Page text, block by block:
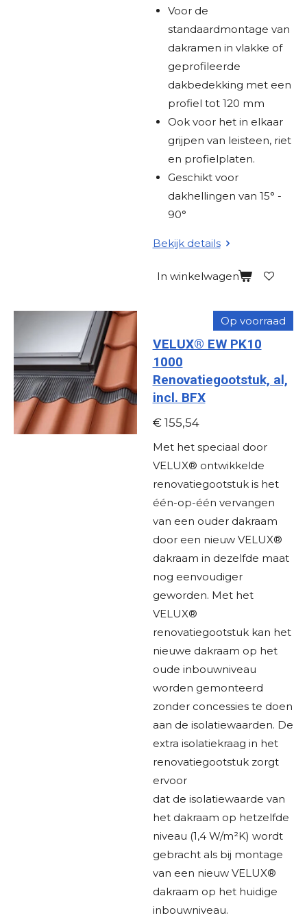
Voor de
standaardmontage van
dakramen in vlakke of
geprofileerde
dakbedekking met een
profiel tot 120 mm
Ook voor het in elkaar
grijpen van leisteen, riet
en profielplaten.
Geschikt voor
dakhellingen van 15° -
90°
Bekijk details
In winkelwagen
Op voorraad
VELUX® EW PK10
1000
Renovatiegootstuk, al,
incl. BFX
€ 155,54
Met het speciaal door
VELUX® ontwikkelde
renovatiegootstuk is het
één-op-één vervangen
van een ouder dakraam
door een nieuw VELUX®
dakraam in dezelfde maat
nog eenvoudiger
geworden. Met het
VELUX®
renovatiegootstuk kan het
nieuwe dakraam op het
oude inbouwniveau
worden gemonteerd
zonder concessies te doen
aan de isolatiewaarden. De
extra isolatiekraag in het
renovatiegootstuk zorgt
ervoor
dat de isolatiewaarde van
het dakraam op hetzelfde
niveau (1,4 W/m²K) wordt
gebracht als bij montage
van een nieuw VELUX®
dakraam op het huidige
inbouwniveau.